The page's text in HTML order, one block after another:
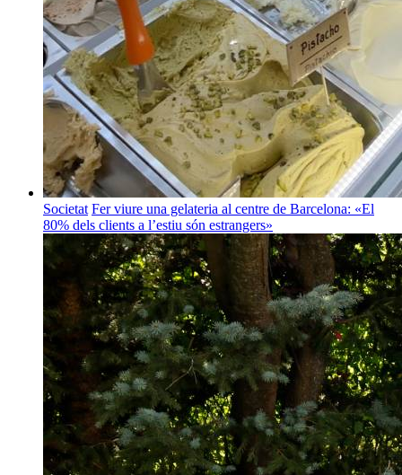
Societat Fer viure una gelateria al centre de Barcelona: «El
80% dels clients a l’estiu són estrangers»